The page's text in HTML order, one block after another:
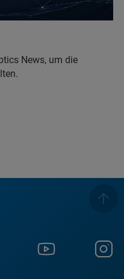
News, um die